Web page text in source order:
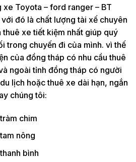
Toyota – ford ranger – BT
đó là chất lượng tài xế chuyên
xe tiết kiệm nhất giúp quý
trong chuyến đi của mình. vì thế
của đồng tháp có nhu cầu thuê
ngoài tỉnh đồng tháp có người
lịch hoặc thuê xe dài hạn, ngắn
chúng tôi:
chim
nông
bình